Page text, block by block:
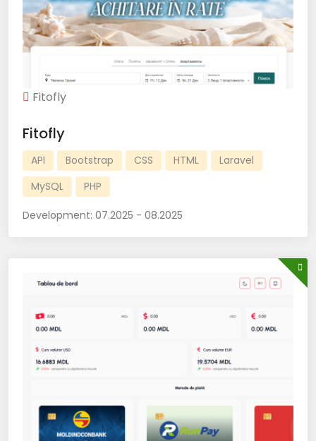
Fitofly
Fitofly
API Bootstrap CSS HTML
Laravel
MySQL
PHP
Development: 07.2025 - 08.2025